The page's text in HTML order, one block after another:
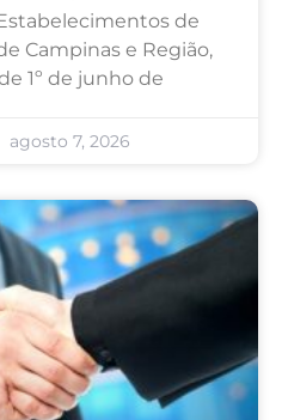
de
Campinas e Região,
1º de junho de
agosto 7, 2026